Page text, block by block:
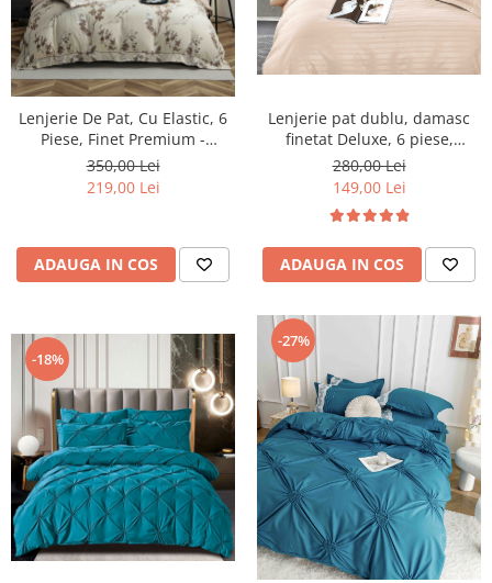
Lenjerie De Pat, Cu Elastic, 6
Piese, Finet Premium -
LPBF6PE92
350,00 Lei
219,00 Lei
ADAUGA IN COS
Lenjerie pat dublu, damasc
finetat Deluxe, 6 piese,
Sampanie
280,00 Lei
149,00 Lei
ADAUGA IN COS
-18%
-27%